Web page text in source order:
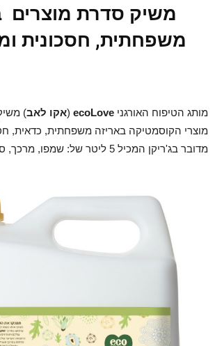
משיק סדרת מוצרים
משפחתית, חסכונית
מותג הטיפוח האורגני ecoLove
(אקו לאב)
מוצרי הקוסמטיקה באריזה משפחתית, כדאית,
מדובר בג'ריקן המכיל 5 ליטר של: שמפו, מרכך, סבון גוף וסבון ידיים.